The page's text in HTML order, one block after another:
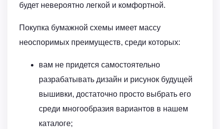
будет невероятно легкой и комфортной.
Покупка бумажной схемы имеет массу
неоспоримых преимуществ, среди которых:
вам не придется самостоятельно
разрабатывать дизайн и рисунок будущей
вышивки, достаточно просто выбрать его
среди многообразия вариантов в нашем
каталоге;